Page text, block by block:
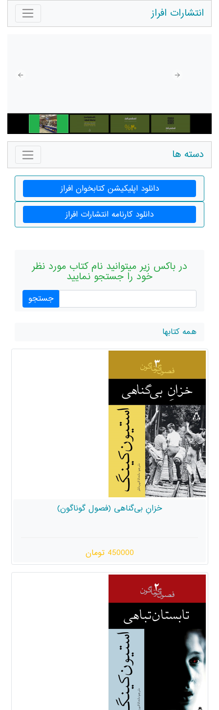
انتشارات افراز
دسته ها
دانلود اپلیکیشن کتابخوان افراز
دانلود کارنامه انتشارات افراز
در باکس زیر میتوانید نام کتاب مورد نظر
خود را جستجو نمایید
همه کتابها
خزانِ بی‌گناهی (فصول گوناگون)
450000 تومان